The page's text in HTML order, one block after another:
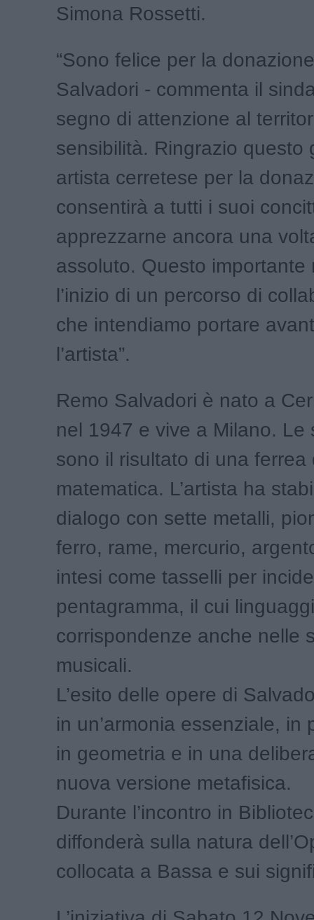
Simona Rossetti.
“Sono felice per la
Salvadori - commenta il
segno di attenzione al
sensibilità. Ringrazio questo
artista cerretese per la
consentirà a tutti i suoi
apprezzarne ancora una
assoluto. Questo importante
l’inizio di un percorso di
che intendiamo portare
l’artista”.
Remo Salvadori è nato a
nel 1947 e vive a Milano. Le
sono il risultato di una ferrea
matematica. L’artista ha
dialogo con sette metalli,
ferro, rame, mercurio,
intesi come tasselli per
pentagramma, il cui
corrispondenze anche nelle
musicali.
L’esito delle opere di
in un’armonia essenziale, in
in geometria e in una
nuova versione metafisica.
Durante l’incontro in
diffonderà sulla natura
collocata a Bassa e sui